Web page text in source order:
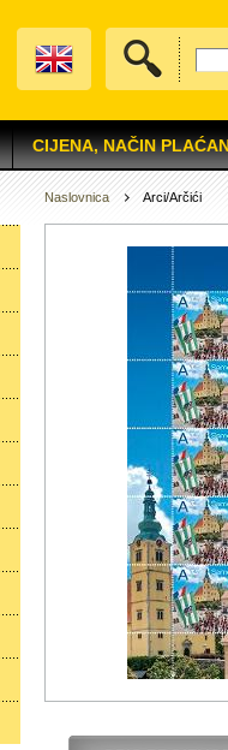
CIJENA, NAČIN
Naslovnica Arci/Arčići